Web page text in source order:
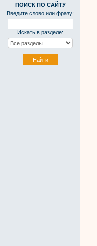
ПОИСК ПО САЙТУ
Введите слово или фразу:
Искать в разделе: